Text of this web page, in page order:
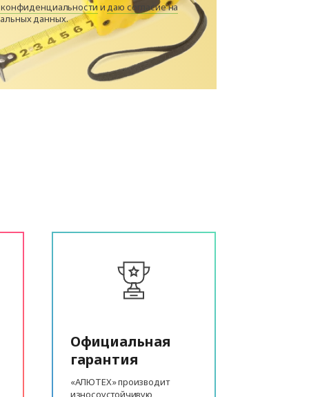
идаю согласие на
данных.
Официальная
гарантия
«АЛЮТЕХ» производит
износоустойчивую